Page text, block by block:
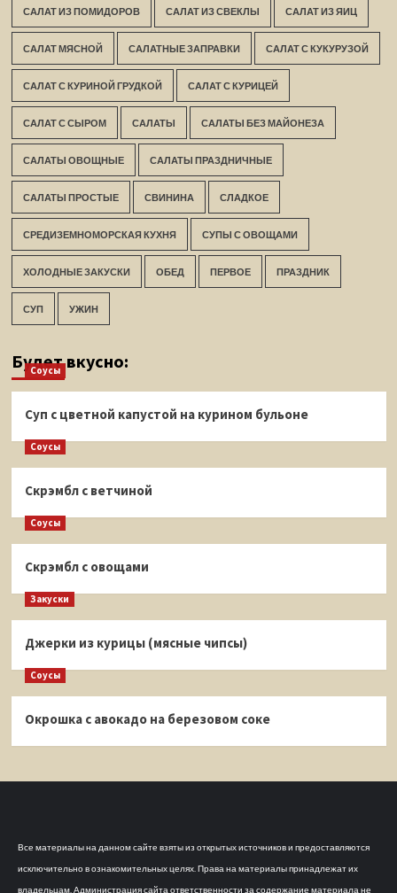
САЛАТ ИЗ ПОМИДОРОВ САЛАТ ИЗ СВЕКЛЫ САЛАТ ИЗ ЯИЦ
САЛАТ МЯСНОЙ САЛАТНЫЕ ЗАПРАВКИ САЛАТ С КУКУРУЗОЙ
САЛАТ С КУРИНОЙ ГРУДКОЙ САЛАТ С КУРИЦЕЙ
САЛАТ С СЫРОМ САЛАТЫ САЛАТЫ БЕЗ МАЙОНЕЗА
САЛАТЫ ОВОЩНЫЕ САЛАТЫ ПРАЗДНИЧНЫЕ
САЛАТЫ ПРОСТЫЕ СВИНИНА СЛАДКОЕ
СРЕДИЗЕМНОМОРСКАЯ КУХНЯ СУПЫ С ОВОЩАМИ
ХОЛОДНЫЕ ЗАКУСКИ ОБЕД ПЕРВОЕ ПРАЗДНИК
СУП УЖИН
Будет вкусно:
Соусы
Суп с цветной капустой на курином бульоне
Соусы
Скрэмбл с ветчиной
Соусы
Скрэмбл с овощами
Закуски
Джерки из курицы (мясные чипсы)
Соусы
Окрошка с авокадо на березовом соке
Все материалы на данном сайте взяты из открытых источников и предоставляются
исключительно в ознакомительных целях. Права на материалы принадлежат их
владельцам. Администрация сайта ответственности за содержание материала не